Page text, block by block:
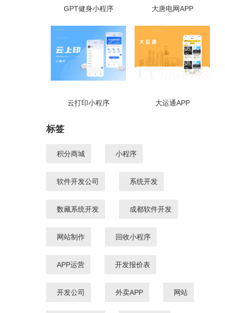
GPT健身小程序 大唐电网APP
云打印小程序 大运通APP
标签
积分商城 小程序
软件开发公司 系统开发
数藏系统开发 成都软件开发
网站制作 回收小程序
APP运营 开发报价表
开发公司 外卖APP 网站